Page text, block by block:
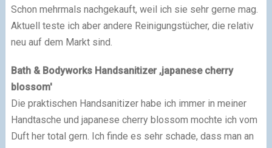
Schon mehrmals nachgekauft, weil ich sie sehr gerne mag.
Aktuell teste ich aber andere Reinigungstücher, die relativ
neu auf dem Markt sind.
Bath & Bodyworks Handsanitizer ‚japanese cherry
blossom'
Die praktischen Handsanitizer habe ich immer in meiner
Handtasche und japanese cherry blossom mochte ich vom
Duft her total gern. Ich finde es sehr schade, dass man an